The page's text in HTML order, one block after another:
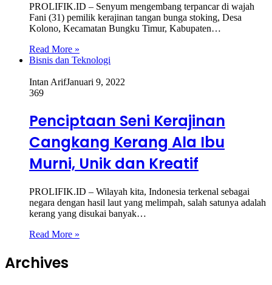
PROLIFIK.ID – Senyum mengembang terpancar di wajah
Fani (31) pemilik kerajinan tangan bunga stoking, Desa
Kolono, Kecamatan Bungku Timur, Kabupaten…
Read More »
Bisnis dan Teknologi
Intan ArifJanuari 9, 2022
369
Penciptaan Seni Kerajinan
Cangkang Kerang Ala Ibu
Murni, Unik dan Kreatif
PROLIFIK.ID – Wilayah kita, Indonesia terkenal sebagai
negara dengan hasil laut yang melimpah, salah satunya adalah
kerang yang disukai banyak…
Read More »
Archives